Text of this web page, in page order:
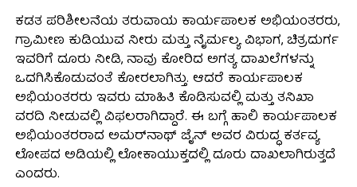
ಕಡತ ಪರಿಶೀಲನೆಯ ತರುವಾಯ ಕಾರ್ಯಪಾಲಕ ಅಭಿಯಂತರರು,
ಗ್ರಾಮೀಣ ಕುಡಿಯುವ ನೀರು ಮತ್ತು ನೈರ್ಮಲ್ಯ ವಿಭಾಗ, ಚಿತ್ರದುರ್ಗ
ಇವರಿಗೆ ದೂರು ನೀಡಿ, ನಾವು ಕೋರಿದ ಅಗತ್ಯ ದಾಖಲೆಗಳನ್ನು
ಒದಗಿಸಿಕೊಡುವಂತೆ ಕೋರಲಾಗಿತ್ತು. ಆದರೆ ಕಾರ್ಯಪಾಲಕ
ಅಭಿಯಂತರರು ಇವರು ಮಾಹಿತಿ ಕೊಡಿಸುವಲ್ಲಿ ಮತ್ತು ತನಿಖಾ
ವರದಿ ನೀಡುವಲ್ಲಿ ವಿಫಲರಾಗಿದ್ದಾರೆ. ಈ ಬಗ್ಗೆ ಹಾಲಿ ಕಾರ್ಯಪಾಲಕ
ಅಭಿಯಂತರರಾದ ಅಮರ್‌ನಾಥ್ ಜೈನ್ ಅವರ ವಿರುದ್ಧ ಕರ್ತವ್ಯ
ಲೋಪದ ಅಡಿಯಲ್ಲಿ ಲೋಕಾಯುಕ್ತದಲ್ಲಿ ದೂರು ದಾಖಲಾಗಿರುತ್ತದೆ
ಎಂದರು.